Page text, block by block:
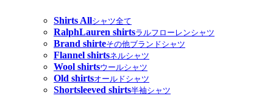
Shirts Allシャツ全て
RalphLauren shirtsラルフローレンシャツ
Brand shirteその他ブランドシャツ
Flannel shirtsネルシャツ
Wool shirtsウールシャツ
Old shirtsオールドシャツ
Shortsleeved shirts半袖シャツ